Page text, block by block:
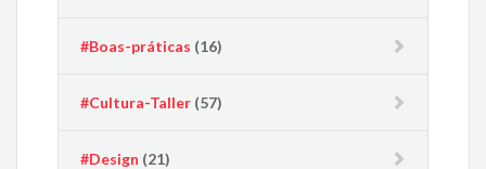
#Boas-práticas (16)
#Cultura-Taller (57)
#Design (21)